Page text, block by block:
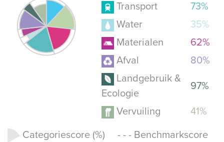
Transport
73%
Water
35%
Materialen
62%
Afval
80%
Landgebruik &
Ecologie
97%
Vervuiling
41%
Categoriescore (%) - - - Benchmarkscore